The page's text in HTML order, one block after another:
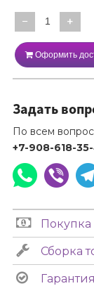
− +
Оформить
Задать
По всем
+7-908-618-
Покупка
Сборка
Гарантия